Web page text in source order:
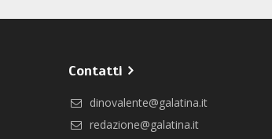
Contatti
dinovalente@galatina.it
redazione@galatina.it